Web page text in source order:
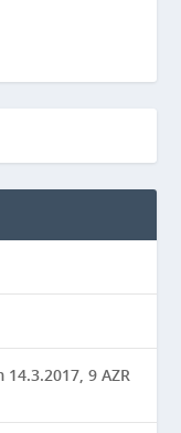
14.3.2017, 9 AZR